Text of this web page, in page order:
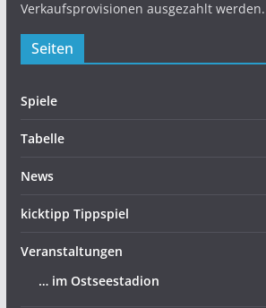
Verkaufsprovisionen ausgezahlt werden.
Seiten
Spiele
Tabelle
News
kicktipp Tippspiel
Veranstaltungen
… im Ostseestadion